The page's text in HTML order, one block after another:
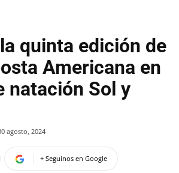
quinta edición de
Americana en
natación Sol y
agosto, 2024
+ Seguinos en Google